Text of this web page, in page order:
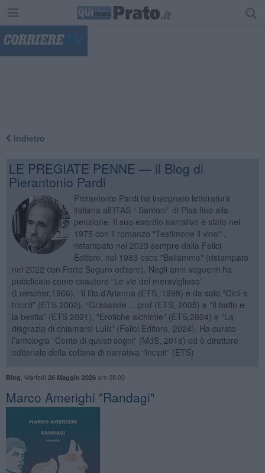
Indietro
LE PREGIATE PENNE — il Blog di
Pierantonio Pardi
Pierantonio Pardi ha insegnato letteratura
italiana all’ITAS “ Santoni” di Pisa fino alla
pensione. Il suo esordio narrativo è stato nel
1975 con il romanzo "Testimone il vino" ,
ristampato nel 2023 sempre dalla Felici
Editore, nel 1983 esce "Bailamme" (ristampato
nel 2022 con Porto Seguro editore). Negli anni seguenti ha
pubblicato come coautore “Le vie del meraviglioso”
(Loescher,1966), “Il filo d’Arianna (ETS, 1999) e da solo “Cicli e
tricicli” (ETS 2002), “Graaande …prof (ETS, 2005) e “Il baffo e
la bestia” (ETS 2021), "Erotiche alchimie" (ETS,2024) e "La
disgrazia di chiamarsi Lulù" (Felici Editore, 2024). Ha curato
l’antologia “Cento di questi sogni” (MdS, 2016) ed è direttore
editoriale della collana di narrativa “Incipit” (ETS)
Blog Martedì 26 Maggio 2026ore 08:00
​Marco Amerighi "Randagi"